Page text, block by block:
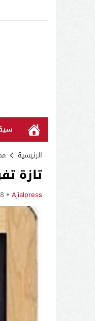
الرئيسية
تازة
Ajialpress
18